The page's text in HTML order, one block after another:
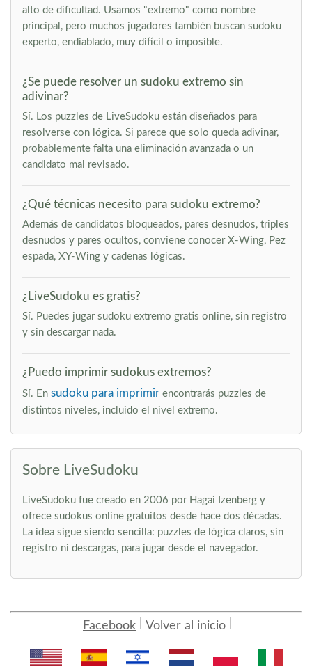
alto de dificultad. Usamos "extremo" como nombre
principal, pero muchos jugadores también buscan sudoku
experto, endiablado, muy difícil o imposible.
¿Se puede resolver un sudoku extremo sin
adivinar?
Sí. Los puzzles de LiveSudoku están diseñados para
resolverse con lógica. Si parece que solo queda adivinar,
probablemente falta una eliminación avanzada o un
candidato mal revisado.
¿Qué técnicas necesito para sudoku extremo?
Además de candidatos bloqueados, pares desnudos, triples
desnudos y pares ocultos, conviene conocer X-Wing, Pez
espada, XY-Wing y cadenas lógicas.
¿LiveSudoku es gratis?
Sí. Puedes jugar sudoku extremo gratis online, sin registro
y sin descargar nada.
¿Puedo imprimir sudokus extremos?
Sí. En sudoku para imprimir encontrarás puzzles de
distintos niveles, incluido el nivel extremo.
Sobre LiveSudoku
LiveSudoku fue creado en 2006 por Hagai Izenberg y
ofrece sudokus online gratuitos desde hace dos décadas.
La idea sigue siendo sencilla: puzzles de lógica claros, sin
registro ni descargas, para jugar desde el navegador.
Facebook Volver al inicio